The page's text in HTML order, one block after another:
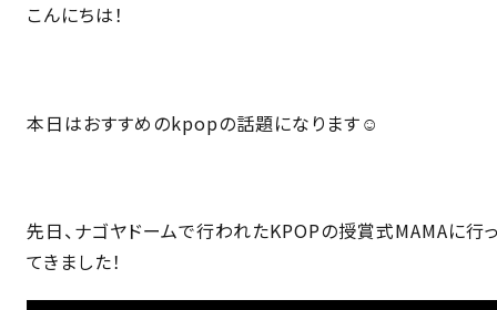
こんにちは！
本日はおすすめのkpopの話題になります☺️
先日、ナゴヤドームで行われたKPOPの授賞式MAMAに行
てきました！